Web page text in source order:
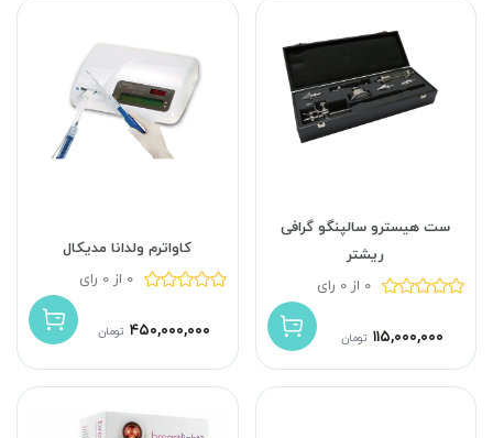
ست هیسترو سالپنگو گرافی
ریشتر
0 از 0 رای
۱۱۵,۰۰۰,۰۰۰ تومان
کاواترم ولدانا مدیکال
0 از 0 رای
۴۵۰,۰۰۰,۰۰۰ تومان